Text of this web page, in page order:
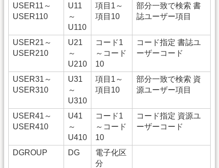
USER11～
USER110
U11
～
U110
項目1～
項目10
部分一致で検索 書
誌ユーザー項目
USER21～
USER210
U21
～
U210
コード1
～コード
10
コード指定 書誌ユ
ーザーコード
USER31～
USER310
U31
～
U310
項目1～
項目10
部分一致で検索 資
源ユーザー項目
USER41～
USER410
U41
～
U410
コード1
～コード
10
コード指定 資源ユ
ーザーコード
DGROUP DG
電子化区
分